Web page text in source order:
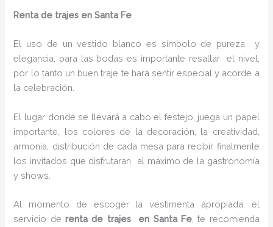
Renta de trajes en Santa Fe
El uso de un vestido blanco es símbolo de pureza y
elegancia, para las bodas es importante resaltar el nivel,
por lo tanto un buen traje te hará sentir especial y acorde a
la celebración.
El lugar donde se llevará a cabo el festejo, juega un papel
importante, los colores de la decoración, la creatividad,
armonía, distribución de cada mesa para recibir finalmente
los invitados que disfrutaran al máximo de la gastronomía
y shows.
Al momento de escoger la vestimenta apropiada, el
servicio derenta de trajes en Santa Fe, te recomienda